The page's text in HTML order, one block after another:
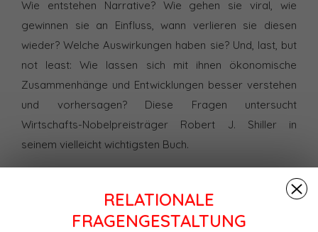
RELATIONALE
FRAGENGESTALTUNG
Wie entstehen Narrative? Wie gehen sie viral, wie
gewinnen sie an Einfluss, wann verlieren sie diesen
wieder? Welche Auswirkungen haben sie? Und, last, but
not least: Wie lassen sich mit ihnen ökonomische
Zusammenhänge und Entwicklungen besser verstehen
und vorhersagen? Diese Fragen untersucht
Wirtschafts-Nobelpreisträger Robert J. Shiller in
seinem vielleicht wichtigsten Buch.
0Sterne, basierend auf
Bewertungen